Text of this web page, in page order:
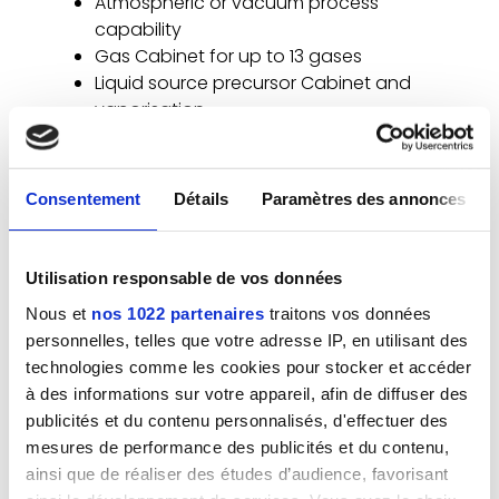
Consentement Détails Paramètres des annonces
Utilisation responsable de vos données
Nous et nos 1022 partenaires traitons vos données
personnelles, telles que votre adresse IP, en utilisant des
technologies comme les cookies pour stocker et accéder
à des informations sur votre appareil, afin de diffuser des
publicités et du contenu personnalisés, d'effectuer des
mesures de performance des publicités et du contenu,
ainsi que de réaliser des études d’audience, favorisant
capability
Gas Cabinet for up to 13 gases
Liquid source precursor Cabinet and
vaporisation
SEMCO Mycro process Management
software
Temperature range
Overall dimensions
(L*W*H) 1500*800*1500 mm
Spike and profile thermocouple control
Loading platform, Handling tool